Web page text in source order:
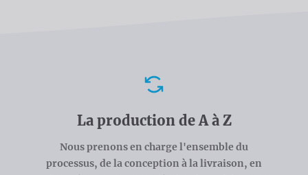
La production de A à Z
Nous prenons en charge l'ensemble du
processus, de la conception à la livraison, en